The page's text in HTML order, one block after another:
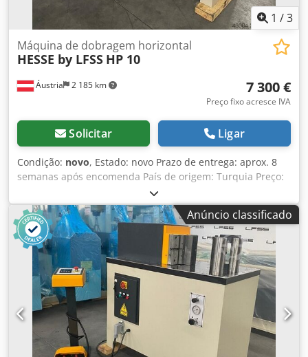
1 /3
Áustria 2 185 km
Máquina de dobragem horizontal
HESSE by LFSS HP 10
7 300 €
Preço fixo acresce IVA
Solicitar Ligar
Condição: novo, Estado: novo Prazo de entrega: aprox. 8
semanas após encomenda País de origem: Turquia Preço:
7.300 € Valor do leasing: 140,89 € Força de prensagem: 10 t
Curso: 185 mm Capacidade máxima de dobra - aço de
construção: 150x8 mm Dcodpfxoynmzce Amfok Mesa:
450x900 mm Altura do pino de fixação: 150 mm Diâmetro
do pino: 60 mm Velocidade de trabalho: 10 mm/s
Velocidade de retorno: 10 mm/s Motor: 1,1 kW Altura de
trabalho: 915 mm Comprimento: 900 mm Largura: 450 mm
Altura: 1.130 mm Peso: 250 kg Ajuste do curso com
indicador digital Modo de operação manual e automático
Pinos de fixação e ferramentas temperados e retificados
Ferramenta de dobra Pedal OPÇÕES: Ferramentas de
corte, punção ou curvatura de tubos sob consulta
Anúncio classificado